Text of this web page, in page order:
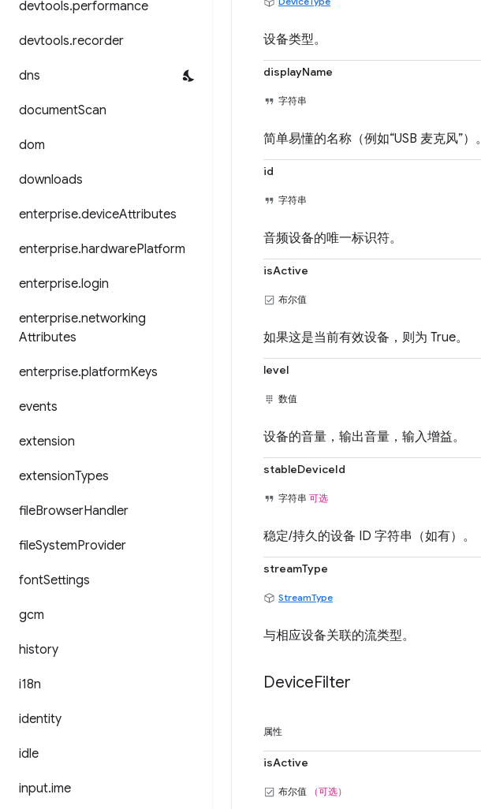
devtools.performance
devtools.recorder
dns
documentScan
dom
downloads
enterprise.deviceAttributes
enterprise.hardwarePlatform
enterprise.login
enterprise.networking
Attributes
enterprise.platformKeys
events
extension
extensionTypes
fileBrowserHandler
fileSystemProvider
fontSettings
gcm
history
i18n
identity
idle
input.ime
设备类型。
displayName
字符串
简单易懂的名称（例如“USB 麦克风”）。
id
字符串
音频设备的唯一标识符。
isActive
布尔值
如果这是当前有效设备，则为 True。
level
数值
设备的音量，输出音量，输入增益。
stableDeviceId
字符串 可选
稳定/持久的设备 ID 字符串（如有）。
streamType
StreamType
与相应设备关联的流类型。
DeviceFilter
属性
isActive
布尔值 （可选）